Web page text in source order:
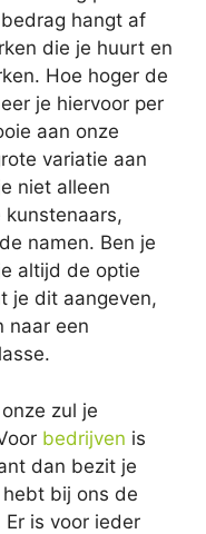
hangt af
die je huurt en
Hoe hoger de
je hiervoor per
aan onze
variatie aan
niet alleen
namen. Ben je
altijd de optie
je dit aangeven,
naar een
zul je
bedrijven is
dan bezit je
bij ons de
is voor ieder